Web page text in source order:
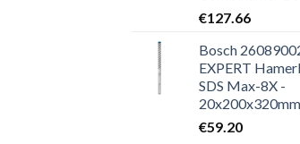
€127.66
Bosch
EXPERT
SDS Max-8X -
20x200x320mm
€59.20